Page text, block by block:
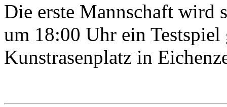
Die erste Mannschaft wird
um 18:00 Uhr ein
Kunstrasenplatz in